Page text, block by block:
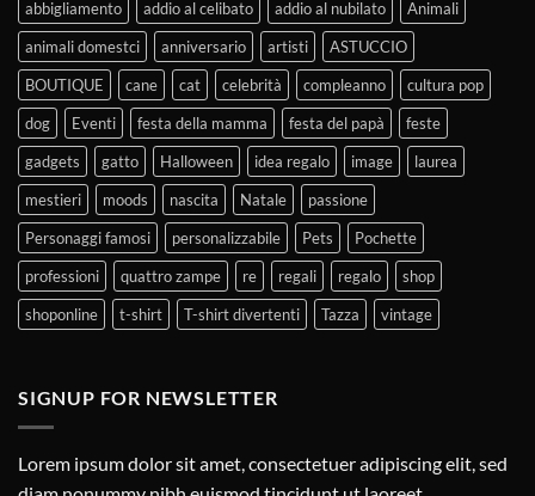
abbigliamento addio al celibato addio al nubilato
Animali
animali domestci
anniversario artisti
ASTUCCIO
BOUTIQUE
cane cat celebrità compleanno
cultura pop
dog
Eventi festa della mamma festa del papà
feste
gadgets
gatto Halloween idea regalo image
laurea
mestieri
moods nascita Natale
passione
Personaggi famosi
personalizzabile Pets
Pochette
professioni
quattro zampe re regali regalo
shop
shoponline
t-shirt T-shirt divertenti Tazza vintage
SIGNUP FOR NEWSLETTER
Lorem ipsum dolor sit amet, consectetuer adipiscing elit, sed